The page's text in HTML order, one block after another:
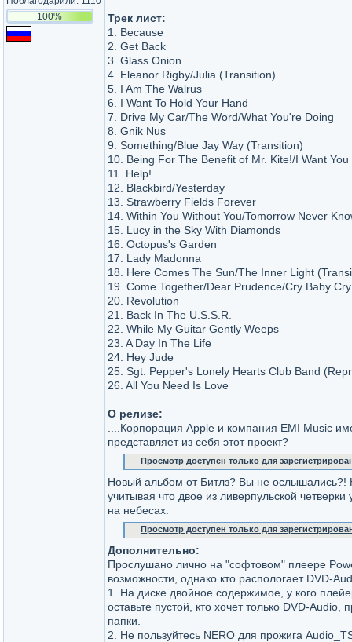
100%
Трек лист:
1. Because
2. Get Back
3. Glass Onion
4. Eleanor Rigby/Julia (Transition)
5. I Am The Walrus
6. I Want To Hold Your Hand
7. Drive My Car/The Word/What You're Doing
8. Gnik Nus
9. Something/Blue Jay Way (Transition)
10. Being For The Benefit of Mr. Kite!/I Want
11. Help!
12. Blackbird/Yesterday
13. Strawberry Fields Forever
14. Within You Without You/Tomorrow Never
15. Lucy in the Sky With Diamonds
16. Octopus's Garden
17. Lady Madonna
18. Here Comes The Sun/The Inner Light
19. Come Together/Dear Prudence/Cry Baby
20. Revolution
21. Back In The U.S.S.R.
22. While My Guitar Gently Weeps
23. A Day In The Life
24. Hey Jude
25. Sgt. Pepper's Lonely Hearts Club Band
26. All You Need Is Love
О релизе:
....Корпорация Apple и компания EMI Music
представляет из себя этот проект?
Просмотр доступен только для
Новый альбом от Битлз? Вы не ослышались?!
учитывая что двое из ливерпульской
на небесах.
Просмотр доступен только для
Дополнительно:
Прослушано лично на "софтовом" плеере
возможности, однако кто распологает DVD-
1. На диске двойное содержимое, у кого
оставьте пустой, кто хочет только DVD-
папки.
2. Не пользуйтесь NERO для прожига